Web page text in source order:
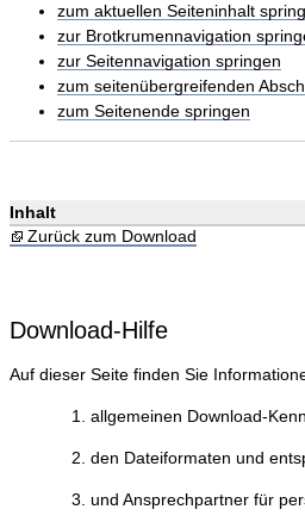
zum aktuellen Seiteninhalt
zur Brotkrumennavigation
zur Seitennavigation springen
zum seitenübergreifenden
zum Seitenende springen
Inhalt
Zurück zum Download
Download-Hilfe
Auf dieser Seite finden Sie
allgemeinen Download-
den Dateiformaten und
und Ansprechpartner für